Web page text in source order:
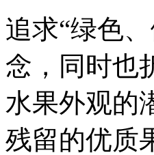
追求“绿色
念，同时也
水果外观的
残留的优质